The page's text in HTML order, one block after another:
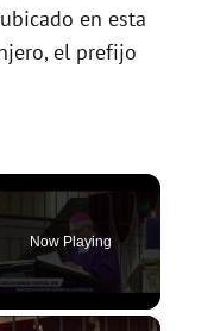
en esta
el prefijo
Now Playing
×